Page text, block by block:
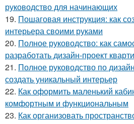
руководство для начинающих
19. Пошаговая инструкция: как
интерьера своими руками
20. Полное руководство: как
разработать дизайн-проект
21. Полное руководство по
создать уникальный интерьер
22. Как оформить маленький
комфортным и функциональным
23. Как организовать